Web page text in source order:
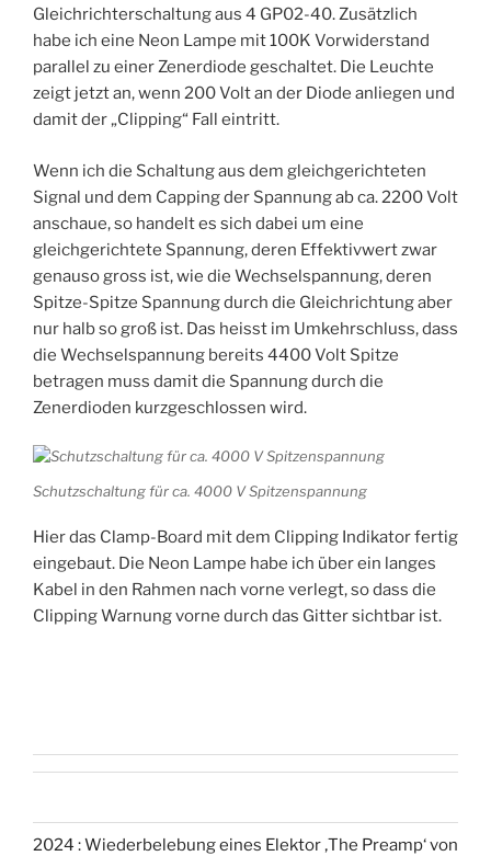
Gleichrichterschaltung aus 4 GP02-40. Zusätzlich
habe ich eine Neon Lampe mit 100K Vorwiderstand
parallel zu einer Zenerdiode geschaltet. Die Leuchte
zeigt jetzt an, wenn 200 Volt an der Diode anliegen und
damit der „Clipping“ Fall eintritt.
Wenn ich die Schaltung aus dem gleichgerichteten
Signal und dem Capping der Spannung ab ca. 2200 Volt
anschaue, so handelt es sich dabei um eine
gleichgerichtete Spannung, deren Effektivwert zwar
genauso gross ist, wie die Wechselspannung, deren
Spitze-Spitze Spannung durch die Gleichrichtung aber
nur halb so groß ist. Das heisst im Umkehrschluss, dass
die Wechselspannung bereits 4400 Volt Spitze
betragen muss damit die Spannung durch die
Zenerdioden kurzgeschlossen wird.
Schutzschaltung für ca. 4000 V Spitzenspannung
Hier das Clamp-Board mit dem Clipping Indikator fertig
eingebaut. Die Neon Lampe habe ich über ein langes
Kabel in den Rahmen nach vorne verlegt, so dass die
Clipping Warnung vorne durch das Gitter sichtbar ist.
2024 : Wiederbelebung eines Elektor ‚The Preamp‘ von